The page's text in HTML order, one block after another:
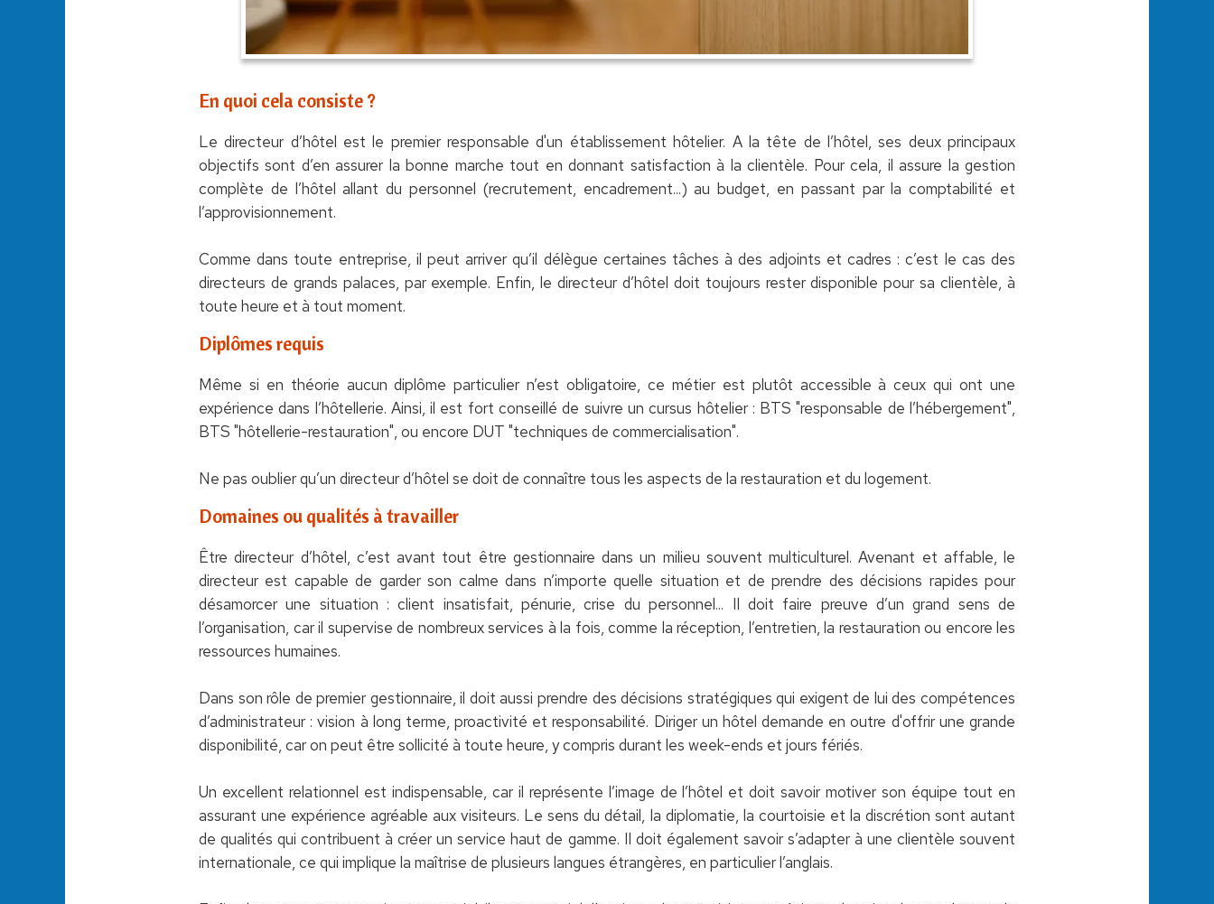
En quoi cela consiste ?
Le directeur d’hôtel est le premier responsable d'un établissement hôtelier. A la tête de l’hôtel, ses deux principaux
objectifs sont d’en assurer la bonne marche tout en donnant satisfaction à la clientèle. Pour cela, il assure la gestion
complète de l’hôtel allant du personnel (recrutement, encadrement...) au budget, en passant par la comptabilité et
l’approvisionnement.
Comme dans toute entreprise, il peut arriver qu’il délègue certaines tâches à des adjoints et cadres : c’est le cas des
directeurs de grands palaces, par exemple. Enfin, le directeur d’hôtel doit toujours rester disponible pour sa clientèle, à
toute heure et à tout moment.
Diplômes requis
Même si en théorie aucun diplôme particulier n’est obligatoire, ce métier est plutôt accessible à ceux qui ont une
expérience dans l’hôtellerie. Ainsi, il est fort conseillé de suivre un cursus hôtelier : BTS "responsable de l’hébergement",
BTS "hôtellerie-restauration", ou encore DUT "techniques de commercialisation".
Ne pas oublier qu’un directeur d’hôtel se doit de connaître tous les aspects de la restauration et du logement.
Domaines ou qualités à travailler
Être directeur d’hôtel, c’est avant tout être gestionnaire dans un milieu souvent multiculturel. Avenant et affable, le
directeur est capable de garder son calme dans n’importe quelle situation et de prendre des décisions rapides pour
désamorcer une situation : client insatisfait, pénurie, crise du personnel... Il doit faire preuve d’un grand sens de
l’organisation, car il supervise de nombreux services à la fois, comme la réception, l’entretien, la restauration ou encore les
ressources humaines.
Dans son rôle de premier gestionnaire, il doit aussi prendre des décisions stratégiques qui exigent de lui des compétences
d’administrateur : vision à long terme, proactivité et responsabilité. Diriger un hôtel demande en outre d'offrir une grande
disponibilité, car on peut être sollicité à toute heure, y compris durant les week-ends et jours fériés.
Un excellent relationnel est indispensable, car il représente l’image de l’hôtel et doit savoir motiver son équipe tout en
assurant une expérience agréable aux visiteurs. Le sens du détail, la diplomatie, la courtoisie et la discrétion sont autant
de qualités qui contribuent à créer un service haut de gamme. Il doit également savoir s’adapter à une clientèle souvent
internationale, ce qui implique la maîtrise de plusieurs langues étrangères, en particulier l’anglais.